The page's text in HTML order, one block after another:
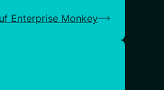
Enterprise Monkey